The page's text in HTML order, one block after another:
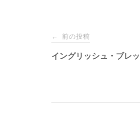
投
稿
← 前の投稿
イングリッシュ・ブレ